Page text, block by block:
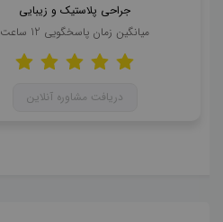
جراحی پلاستیک و زیبایی
میانگین زمان پاسخگویی 12 ساعت
دریافت مشاوره آنلاین